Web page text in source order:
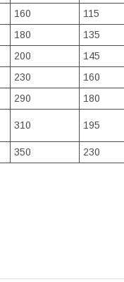
160 115
180 135
200 145
230 160
290 180
310 195
350 230